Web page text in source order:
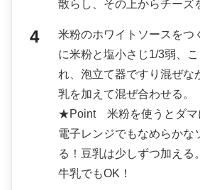
散らし、その上からチーズ
米粉のホワイトソースをつ
に米粉と塩小さじ1/3弱、
れ、泡立て器ですり混ぜな
乳を加えて混ぜ合わせる。
★Point 米粉を使うとダマ
電子レンジでもなめらかな
る！豆乳は少しずつ加える
牛乳でもOK！